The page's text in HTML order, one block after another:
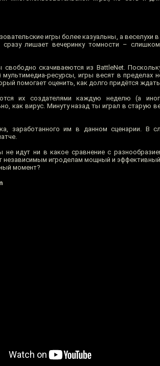
игры более казуальны, а веселухи
сразу лишает вечеринку томности –
свободно скачиваеются из BattleNet.
ресурсы, игры весят в пределах
помогает оценить, как долго придётся
их создателями каждую неделю (а
как вирус. Минуту назад ты играл в старую
заработанного им в данном сценарии. В
не идут ни в какое сравнение с
независимым игроделам мощный и
момент?